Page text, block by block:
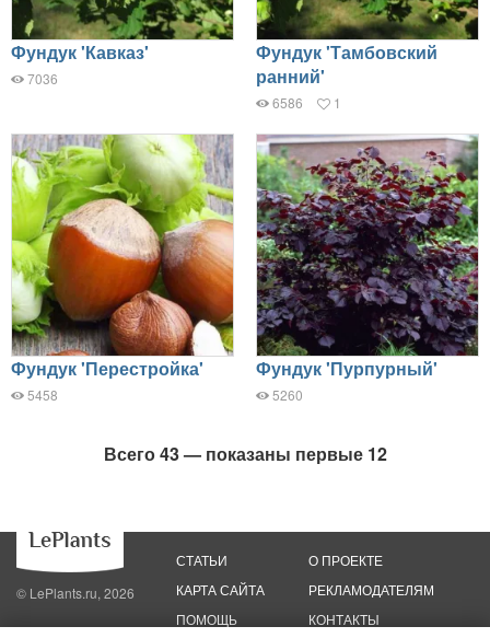
Фундук 'Кавказ'
7036
Фундук 'Тамбовский
ранний'
6586 1
Фундук 'Перестройка'
5458
Фундук 'Пурпурный'
5260
Всего 43 — показаны первые 12
© LePlants.ru, 2026
СТАТЬИ
КАРТА САЙТА
ПОМОЩЬ
О ПРОЕКТЕ
РЕКЛАМОДАТЕЛЯМ
КОНТАКТЫ